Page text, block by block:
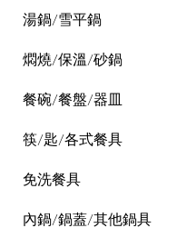
湯鍋/雪平鍋
燜燒/保溫/砂鍋
餐碗/餐盤/器皿
筷/匙/各式餐具
免洗餐具
內鍋/鍋蓋/其他鍋具